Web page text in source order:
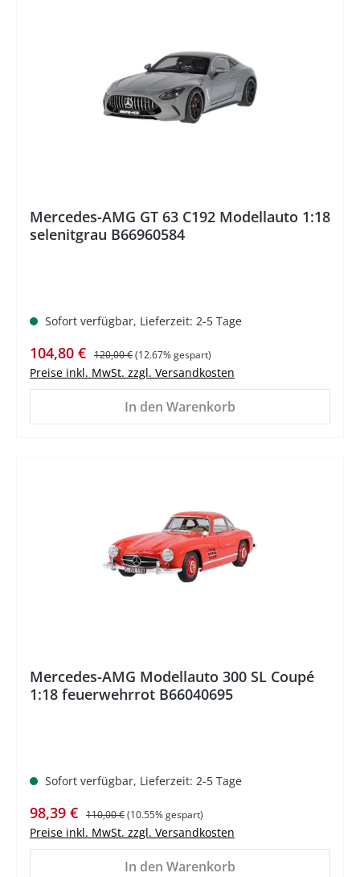
Mercedes-AMG GT 63 C192 Modellauto 1:18
selenitgrau B66960584
Sofort verfügbar, Lieferzeit: 2-5 Tage
Verkaufspreis:
104,80 € Regulärer Preis:
120,00 €(12.67% gespart)
Preise inkl. MwSt. zzgl. Versandkosten
In den Warenkorb
Mercedes-AMG Modellauto 300 SL Coupé
1:18 feuerwehrrot B66040695
Sofort verfügbar, Lieferzeit: 2-5 Tage
Verkaufspreis:
98,39 € Regulärer Preis:
110,00 €(10.55% gespart)
Preise inkl. MwSt. zzgl. Versandkosten
In den Warenkorb